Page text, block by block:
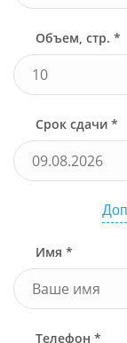
Объем, стр. *
Срок сдачи *
Имя *
Телефон *